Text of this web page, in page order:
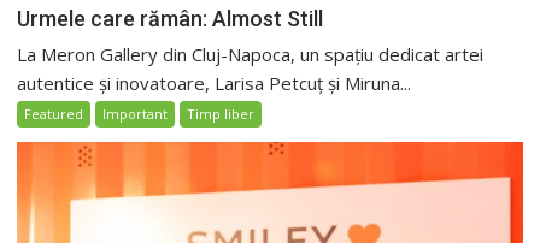
Urmele care rămân: Almost Still
La Meron Gallery din Cluj-Napoca, un spațiu dedicat artei
autentice și inovatoare, Larisa Petcuț și Miruna...
Featured Important Timp liber